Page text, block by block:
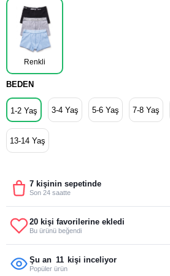
Renkli
BEDEN
1-2 Yaş 3-4 Yaş 5-6 Yaş 7-8 Yaş
13-14 Yaş
7 kişinin sepetinde
Son 24 saatte
20 kişi favorilerine ekledi
Bu ürünü beğendi
Şu an 11 kişi inceliyor
Popüler ürün